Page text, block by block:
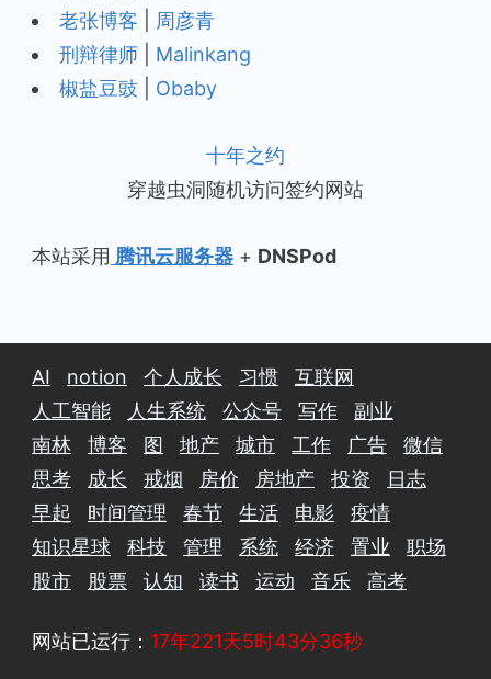
老张博客
周彦青
刑辩律师
Malinkang
椒盐豆豉
Obaby
十年之约
穿越虫洞随机访问签约网站
本站采用 腾讯云服务器 + DNSPod
AI notion 个人成长 习惯
互联网
人工智能
人生系统 公众号 写作
副业
南林
博客 图 地产 城市 工作 广告
微信
思考
成长 戒烟 房价 房地产 投资
日志
早起
时间管理 春节 生活 电影
疫情
知识星球
科技 管理 系统 经济 置业
职场
股市
股票 认知 读书 运动 音乐 高考
网站已运行： 17年221天5时43分36秒